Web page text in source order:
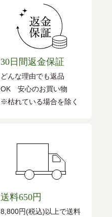
30日間返金保証
どんな理由でも返品
OK 安心のお買い物
※枯れている場合を除く
送料650円
8,800円(税込)以上で送料